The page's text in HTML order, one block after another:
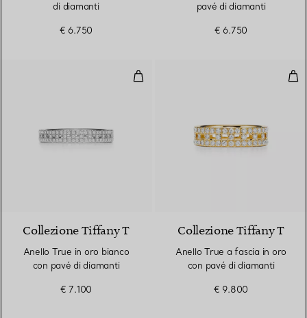
di diamanti
€ 6.750
pavé di diamanti
€ 6.750
Anello True in oro bianco con
Collezione Tiffany T
Anello True in oro bianco
con pavé di diamanti
€ 7.100
Collezione Tiffany T
Anello True a fascia in oro
con pavé di diamanti
€ 9.800